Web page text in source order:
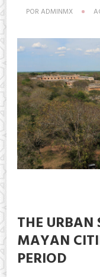
POR ADMINMX
THE URBAN
MAYAN
PERIOD